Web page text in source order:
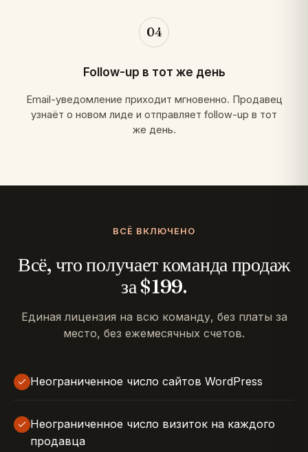
04
Follow-up в тот же день
Email-уведомление приходит мгновенно. Продавец
узнаёт о новом лиде и отправляет follow-up в тот
же день.
ВСЁ ВКЛЮЧЕНО
Всё, что получает команда продаж
за $199.
Единая лицензия на всю команду, без платы за
место, без ежемесячных счетов.
Неограниченное число сайтов WordPress
Неограниченное число визиток на каждого
продавца